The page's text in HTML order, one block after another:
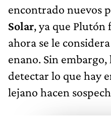
encontrado nuevos
Solar, ya que Plutón
ahora se le
enano. Sin
detectar lo que hay
lejano hacen